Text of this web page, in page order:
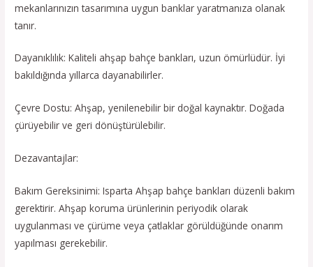
mekanlarınızın tasarımına uygun banklar yaratmanıza olanak
tanır.
Dayanıklılık: Kaliteli ahşap bahçe bankları, uzun ömürlüdür. İyi
bakıldığında yıllarca dayanabilirler.
Çevre Dostu: Ahşap, yenilenebilir bir doğal kaynaktır. Doğada
çürüyebilir ve geri dönüştürülebilir.
Dezavantajlar:
Bakım Gereksinimi: Isparta Ahşap bahçe bankları düzenli bakım
gerektirir. Ahşap koruma ürünlerinin periyodik olarak
uygulanması ve çürüme veya çatlaklar görüldüğünde onarım
yapılması gerekebilir.